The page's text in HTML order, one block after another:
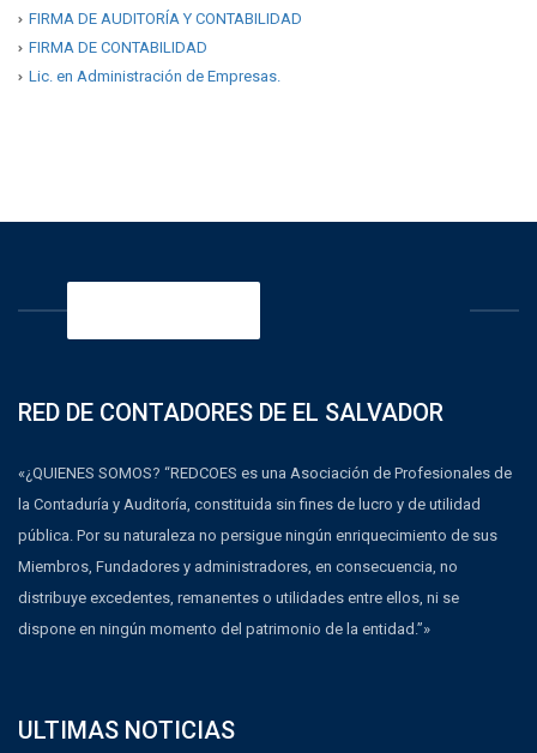
FIRMA DE AUDITORÍA Y CONTABILIDAD
FIRMA DE CONTABILIDAD
Lic. en Administración de Empresas.
RED DE CONTADORES DE EL SALVADOR
«¿QUIENES SOMOS? “REDCOES es una Asociación de Profesionales de
la Contaduría y Auditoría, constituida sin fines de lucro y de utilidad
pública. Por su naturaleza no persigue ningún enriquecimiento de sus
Miembros, Fundadores y administradores, en consecuencia, no
distribuye excedentes, remanentes o utilidades entre ellos, ni se
dispone en ningún momento del patrimonio de la entidad.”»
ULTIMAS NOTICIAS